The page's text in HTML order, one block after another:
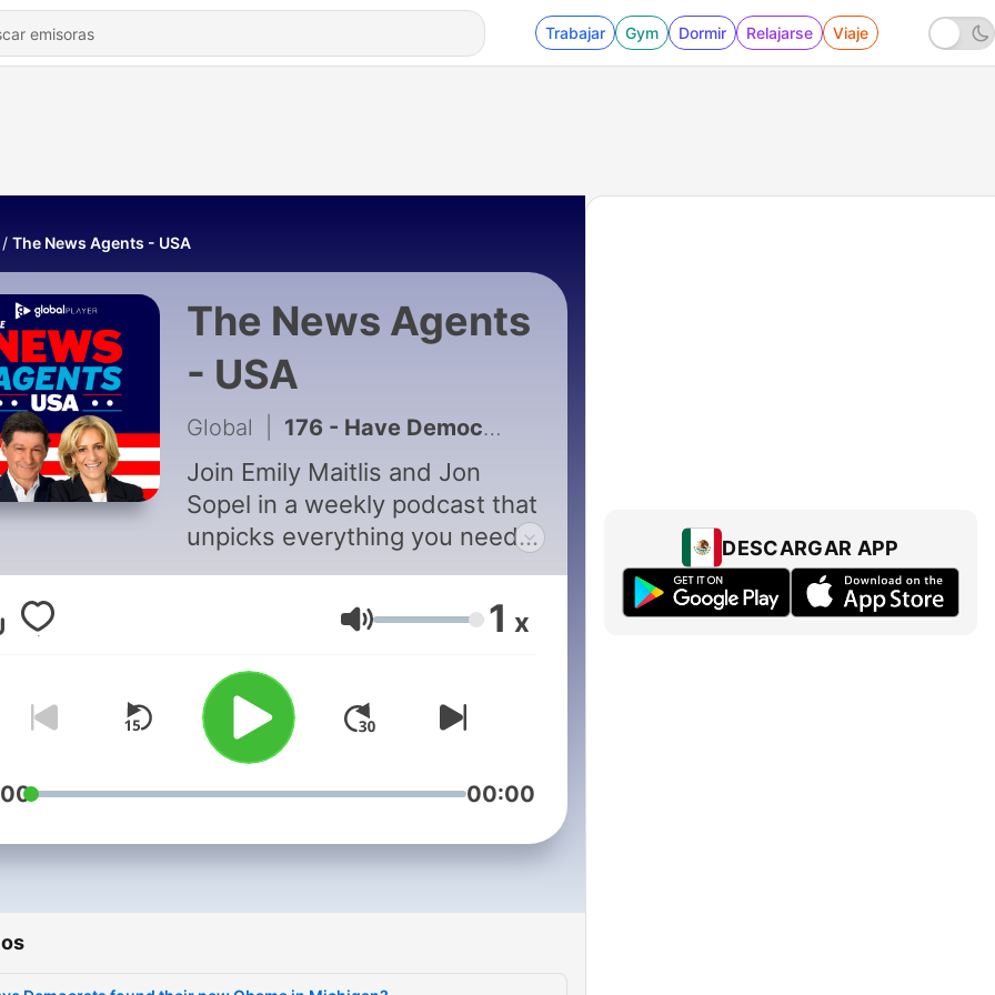
Trabajar Gym Dormir Relajarse Viaje
The News Agents - USA
The News Agents
- USA
Global 176 - Have Democrats found their new Obama in Michigan?
Join Emily Maitlis and Jon
Sopel in a weekly podcast that
unpicks everything you need
to know about the world of US
politics - all of it delivered with
Emily and Jon’s astute
analysis, world-class insight
and wry sense of humour.
Episodes are available every
Tuesday/Wednesday. You can
visit our website here
https://www.thenewsagents.co.uk/
The News Agents USA is a
and production. For
this podcast, email:
Volumen 1 x
00:00
DESCARGAR APP